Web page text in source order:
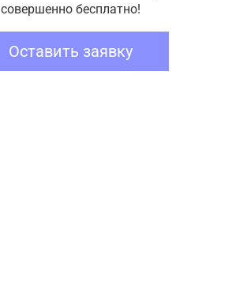
совершенно бесплатно!
Оставить заявку